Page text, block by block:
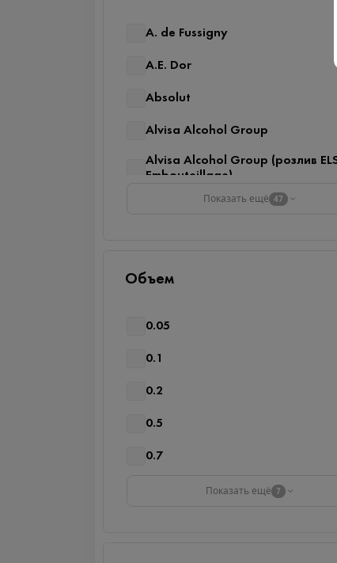
A. de Fussigny
A.E. Dor
Absolut
Alvisa Alcohol Group
Alvisa Alcohol Group (розлив
Embouteillage)
Показать ещё 47
Объем
0.05
0.1
0.2
0.5
0.7
Показать ещё 7